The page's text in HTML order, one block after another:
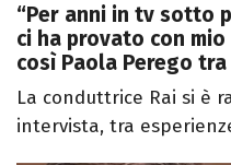
“Per anni in tv sotto
ci ha provato con
così Paola Perego
La conduttrice Rai si è
intervista, tra